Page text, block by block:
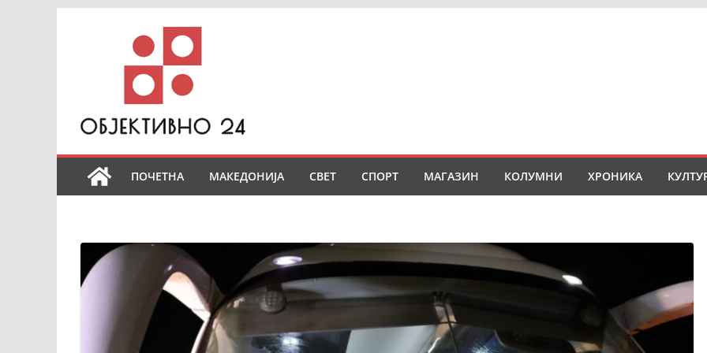
ПОЧЕТНА МАКЕДОНИЈА СВЕТ СПОРТ МАГАЗИН КОЛУМНИ ХРОНИКА